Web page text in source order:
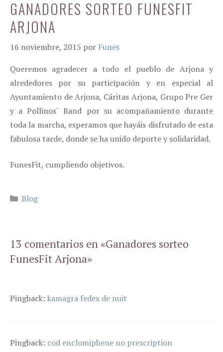
GANADORES SORTEO FUNESFIT
ARJONA
16 noviembre, 2015 por Funes
Queremos agradecer a todo el pueblo de ‪Arjona‬ y
alrededores por su participación y en especial al
Ayuntamiento de Arjona, Cáritas Arjona, Grupo Pre Ger
y a Pollinos´ Band por su acompañamiento durante
toda la marcha, esperamos que hayáis disfrutado de esta
fabulosa tarde, donde se ha unido deporte y solidaridad.
FunesFit, cumpliendo ‪objetivos‬.
Categorías
Blog
13 comentarios en «Ganadores sorteo
FunesFit Arjona»
Pingback: kamagra fedex de nuit
Pingback: cod enclomiphene no prescription